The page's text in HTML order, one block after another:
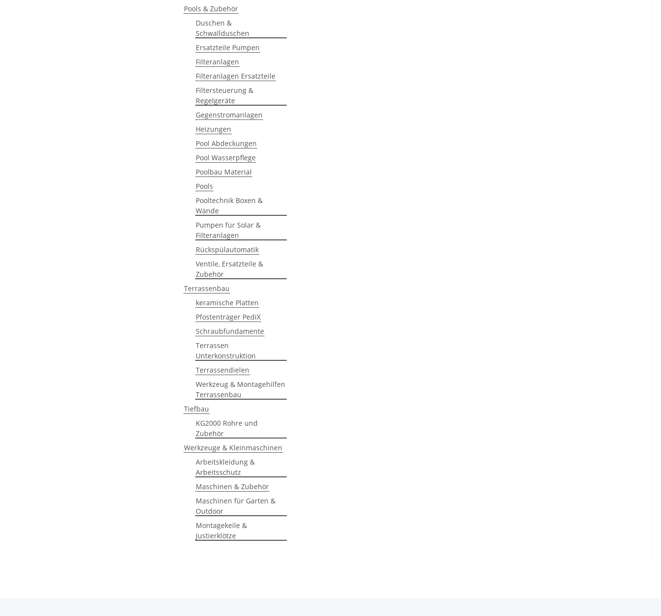
Pools & Zubehör
Duschen &
Schwallduschen
Ersatzteile Pumpen
Filteranlagen
Filteranlagen Ersatzteile
Filtersteuerung &
Regelgeräte
Gegenstromanlagen
Heizungen
Pool Abdeckungen
Pool Wasserpflege
Poolbau Material
Pools
Pooltechnik Boxen &
Wände
Pumpen für Solar &
Filteranlagen
Rückspülautomatik
Ventile, Ersatzteile &
Zubehör
Terrassenbau
keramische Platten
Pfostenträger PediX
Schraubfundamente
Terrassen
Unterkonstruktion
Terrassendielen
Werkzeug & Montagehilfen
Terrassenbau
Tiefbau
KG2000 Rohre und
Zubehör
Werkzeuge & Kleinmaschinen
Arbeitskleidung &
Arbeitsschutz
Maschinen & Zubehör
Maschinen für Garten &
Outdoor
Montagekeile &
Justierklötze